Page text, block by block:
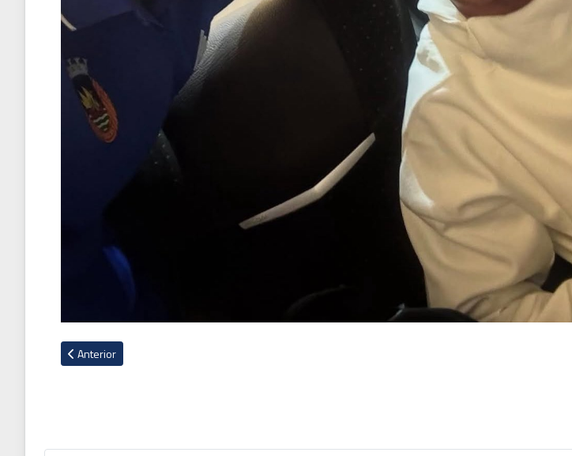
Artículo anterior: Andy Rojas tuvo ansiado debut con primer equipo del New York Red Bulls
Anterior